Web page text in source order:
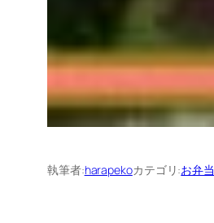
執筆者:harapekoカテゴリ:お弁当